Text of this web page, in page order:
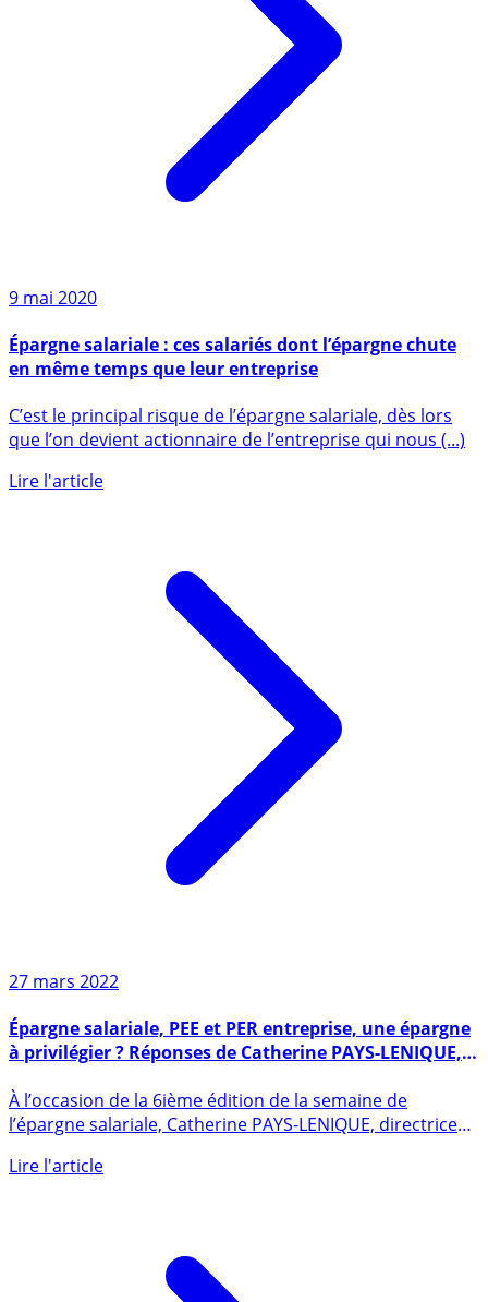
9 mai 2020
Épargne salariale : ces salariés dont l’épargne chute
C’est le principal risque de l’épargne salariale, dès lors
que l’on devient actionnaire de l’entreprise qui nous (...)
27 mars 2022
Épargne salariale, PEE et PER entreprise, une épargne
à privilégier ? Réponses de Catherine PAYS-LENIQUE,
directrice générale d’EPSENS
À l’occasion de la 6ième édition de la semaine de
l’épargne salariale, Catherine PAYS-LENIQUE, directrice
générale (...)